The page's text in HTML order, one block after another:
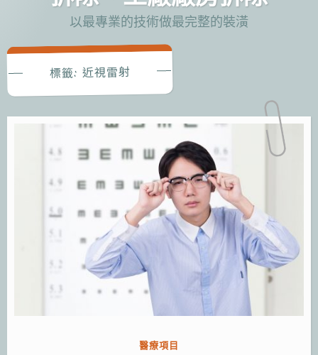
以最專業的技術做最完整的裝潢
標籤:近視雷射
分
醫療項目